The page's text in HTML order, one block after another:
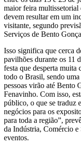
maior feira
devem resultar em um
visitante, segundo
Serviços de Bento
Isso significa que cerca
pavilhões durante os 11
festa que desperta muita
todo o Brasil, sendo
pessoas virão até Bento
Fenavinho. Com isso,
público, o que se traduz
negócios para os
para toda a região”,
da Indústria, Comércio
eventos.